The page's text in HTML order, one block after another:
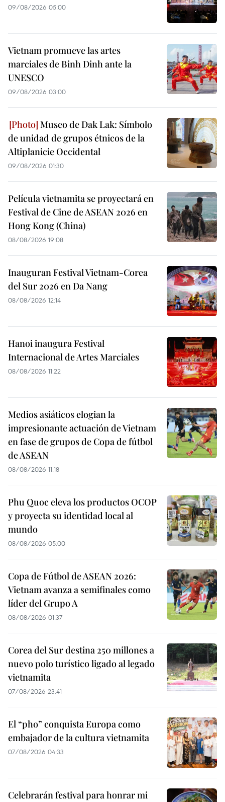
09/08/2026 05:00
Vietnam promueve las artes
marciales de Binh Dinh ante la
UNESCO
09/08/2026 03:00
Museo de Dak Lak: Símbolo
de unidad de grupos étnicos de la
Altiplanicie Occidental
09/08/2026 01:30
Película vietnamita se proyectará en
Festival de Cine de ASEAN 2026 en
Hong Kong (China)
08/08/2026 19:08
Inauguran Festival Vietnam-Corea
del Sur 2026 en Da Nang
08/08/2026 12:14
Hanoi inaugura Festival
Internacional de Artes Marciales
08/08/2026 11:22
Medios asiáticos elogian la
impresionante actuación de Vietnam
en fase de grupos de Copa de fútbol
de ASEAN
08/08/2026 11:18
Phu Quoc eleva los productos OCOP
y proyecta su identidad local al
mundo
08/08/2026 05:00
Copa de Fútbol de ASEAN 2026:
Vietnam avanza a semifinales como
líder del Grupo A
08/08/2026 01:37
Corea del Sur destina 250 millones a
nuevo polo turístico ligado al legado
vietnamita
07/08/2026 23:41
El “pho” conquista Europa como
embajador de la cultura vietnamita
07/08/2026 04:33
Celebrarán festival para honrar mi